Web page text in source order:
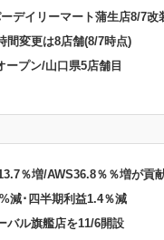
デイリーマート蒲生店8/7改
間変更は8店舗(8/7時点)
プン/山口県5店舗目
％増/AWS36.8％％増が貢
減･四半期利益1.4％減
バル旗艦店を11/6開設